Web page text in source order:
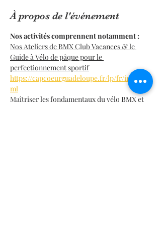
À propos de l'événement
Nos activités comprennent notamment :
Nos Ateliers de BMX Club Vacances & le
Guide à Vélo de pâque pour le
perfectionnement sportif
https://capcoeurguadeloupe.fr/lp/fr/index.ht
ml
Maîtriser les fondamentaux du vélo BMX et